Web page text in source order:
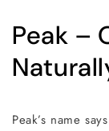
Peak –
Peak’s name